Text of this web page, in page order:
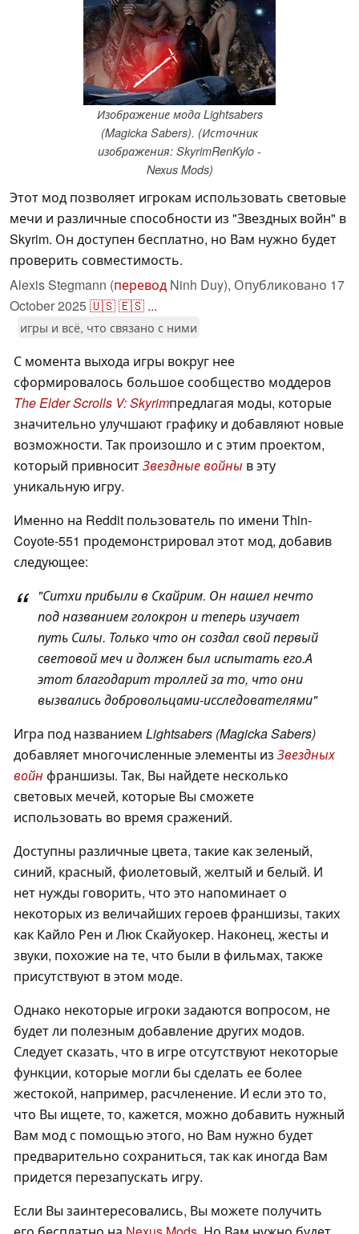
Изображение мода Lightsabers
(Magicka Sabers). (Источник
изображения: SkyrimRenKylo -
Nexus Mods)
Этот мод позволяет игрокам использовать световые
мечи и различные способности из "Звездных войн" в
Skyrim. Он доступен бесплатно, но Вам нужно будет
проверить совместимость.
Alexis Stegmann (перевод Ninh Duy), Опубликовано 17
October 2025🇺🇸🇪🇸 ...
игры и всё, что связано с ними
С момента выхода игры вокруг нее
сформировалось большое сообщество моддеров
The Elder Scrolls V: Skyrimпредлагая моды, которые
значительно улучшают графику и добавляют новые
возможности. Так произошло и с этим проектом,
который привноситЗвездные войны в эту
уникальную игру.
Именно на Reddit пользователь по имени Thin-
Coyote-551 продемонстрировал этот мод, добавив
следующее:
"Ситхи прибыли в Скайрим. Он нашел нечто
под названием голокрон и теперь изучает
путь Силы. Только что он создал свой первый
световой меч и должен был испытать его.А
этот благодарит троллей за то, что они
вызвались добровольцами-исследователями"
Игра под названием Lightsabers (Magicka Sabers)
добавляет многочисленные элементы из Звездных
войн франшизы. Так, Вы найдете несколько
световых мечей, которые Вы сможете
использовать во время сражений.
Доступны различные цвета, такие как зеленый,
синий, красный, фиолетовый, желтый и белый. И
нет нужды говорить, что это напоминает о
некоторых из величайших героев франшизы, таких
как Кайло Рен и Люк Скайуокер. Наконец, жесты и
звуки, похожие на те, что были в фильмах, также
присутствуют в этом моде.
Однако некоторые игроки задаются вопросом, не
будет ли полезным добавление других модов.
Следует сказать, что в игре отсутствуют некоторые
функции, которые могли бы сделать ее более
жестокой, например, расчленение. И если это то,
что Вы ищете, то, кажется, можно добавить нужный
Вам мод с помощью этого, но Вам нужно будет
предварительно сохраниться, так как иногда Вам
придется перезапускать игру.
Если Вы заинтересовались, Вы можете получить